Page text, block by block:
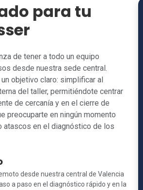
para tu
de tener a todo un equipo
desde nuestra sede central.
objetivo claro: simplificar al
del taller, permitiéndote centrar
de cercanía y en el cierre de
preocuparte en ningún momento
atascos en el diagnóstico de los
desde nuestra central de Valencia
a paso en el diagnóstico rápido y en la